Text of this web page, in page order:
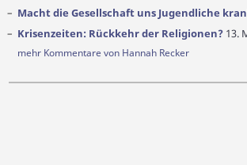
Macht die Gesellschaft uns Jugendliche
Krisenzeiten: Rückkehr der Religionen? 13.
mehr Kommentare von Hannah Recker